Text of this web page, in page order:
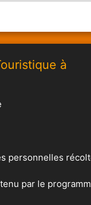
à
personnelles
par le